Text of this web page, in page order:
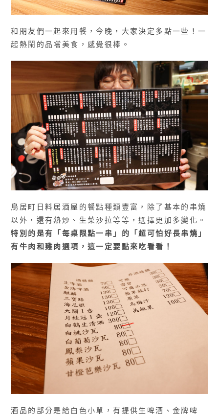
和朋友們一起來用餐，今晚，大家決定多點一些！一
起熱鬧的品嚐美食，感覺很棒。
鳥居町日料居酒屋的餐點種類豐富，除了基本的串燒
以外，還有熱炒、生菜沙拉等等，選擇更加多變化。
特別的是有「每桌限點一串」的「超可怕好長串燒」
有牛肉和雞肉選項，這一定要點來吃看看！
酒品的部分是給白色小單，有提供生啤酒、金牌啤